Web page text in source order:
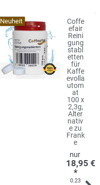
Neuheit
Coffe
efair
Reini
gung
stabl
etten
für
Kaffe
evolla
utom
at
100 x
2,3g,
Alter
nativ
e zu
Frank
e
18,95 €
*
0.23